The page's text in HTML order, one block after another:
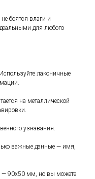
боятся влаги и
для любого
лаконичные
на металлической
узнавания.
важные данные — имя,
— 90x50 мм, но вы можете